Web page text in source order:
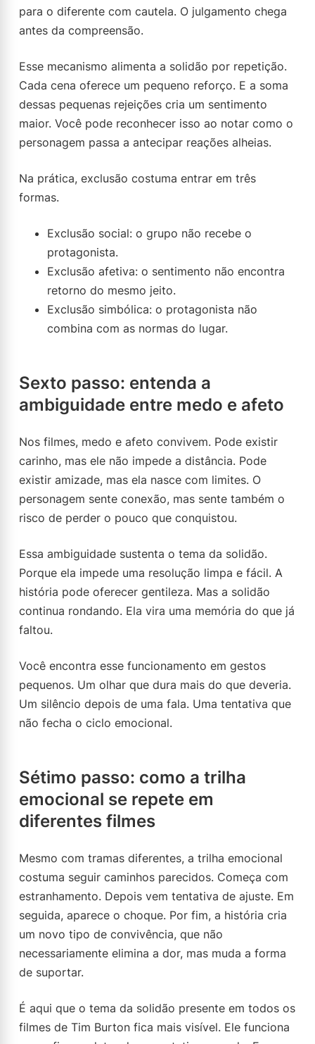
para o diferente com cautela. O julgamento chega
antes da compreensão.
Esse mecanismo alimenta a solidão por repetição.
Cada cena oferece um pequeno reforço. E a soma
dessas pequenas rejeições cria um sentimento
maior. Você pode reconhecer isso ao notar como o
personagem passa a antecipar reações alheias.
Na prática, exclusão costuma entrar em três
formas.
Exclusão social: o grupo não recebe o
protagonista.
Exclusão afetiva: o sentimento não encontra
retorno do mesmo jeito.
Exclusão simbólica: o protagonista não
combina com as normas do lugar.
Sexto passo: entenda a
ambiguidade entre medo e afeto
Nos filmes, medo e afeto convivem. Pode existir
carinho, mas ele não impede a distância. Pode
existir amizade, mas ela nasce com limites. O
personagem sente conexão, mas sente também o
risco de perder o pouco que conquistou.
Essa ambiguidade sustenta o tema da solidão.
Porque ela impede uma resolução limpa e fácil. A
história pode oferecer gentileza. Mas a solidão
continua rondando. Ela vira uma memória do que já
faltou.
Você encontra esse funcionamento em gestos
pequenos. Um olhar que dura mais do que deveria.
Um silêncio depois de uma fala. Uma tentativa que
não fecha o ciclo emocional.
Sétimo passo: como a trilha
emocional se repete em
diferentes filmes
Mesmo com tramas diferentes, a trilha emocional
costuma seguir caminhos parecidos. Começa com
estranhamento. Depois vem tentativa de ajuste. Em
seguida, aparece o choque. Por fim, a história cria
um novo tipo de convivência, que não
necessariamente elimina a dor, mas muda a forma
de suportar.
É aqui que o tema da solidão presente em todos os
filmes de Tim Burton fica mais visível. Ele funciona